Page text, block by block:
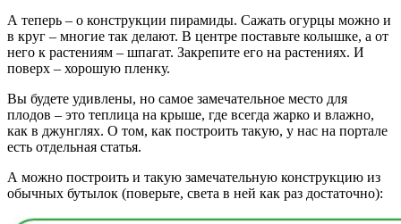
А теперь – о конструкции пирамиды. Сажать огурцы можно и
в круг – многие так делают. В центре поставьте колышке, а от
него к растениям – шпагат. Закрепите его на растениях. И
поверх – хорошую пленку.
Вы будете удивлены, но самое замечательное место для
плодов – это теплица на крыше, где всегда жарко и влажно,
как в джунглях. О том, как построить такую, у нас на портале
есть отдельная статья.
А можно построить и такую замечательную конструкцию из
обычных бутылок (поверьте, света в ней как раз достаточно):